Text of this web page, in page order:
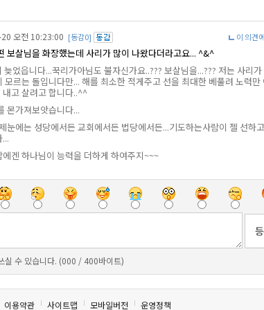
오전 10:23:00 [동감0] 이 의견
보살님을 화장했는데 사리가 많이 나왔다더라고요... ^&^
었읍니다...꾹리가아님도 불자신가요..??? 보살님을...??? 저는 사리
모르는 돌입니다만... 해를 최소한 적게주고 선을 최대한 베풀려 노력만
내고 살려고 합니다..^^
몬가져보앗습니다...
눈에는 성당에서든 교회에서든 법당에서든...기도하는사람이 젤 선하
겐 하나님이 능력을 더하게 하여주지~~~
실 수 있습니다. (000 / 400바이트)
이용약관 사이트맵 모바일버전 운영정책